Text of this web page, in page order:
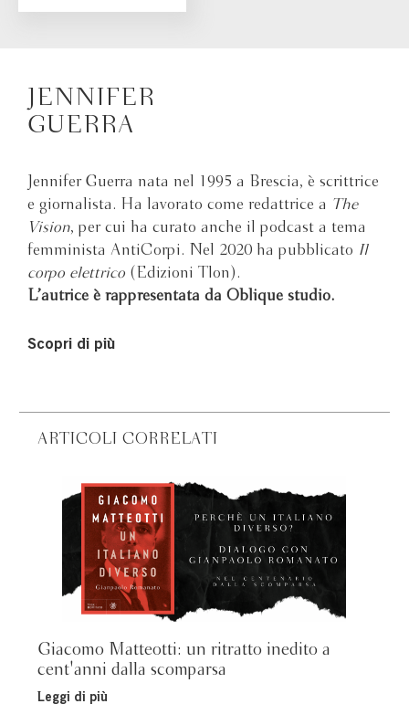
JENNIFER
GUERRA
Jennifer Guerra nata nel 1995 a Brescia, è scrittrice
e giornalista. Ha lavorato come redattrice a The
Vision, per cui ha curato anche il podcast a tema
femminista AntiCorpi. Nel 2020 ha pubblicato Il
corpo elettrico (Edizioni Tlon).
L’autrice è rappresentata da Oblique studio.
Scopri di più
ARTICOLI CORRELATI
Giacomo Matteotti: un ritratto inedito a
cent'anni dalla scomparsa
Leggi di più